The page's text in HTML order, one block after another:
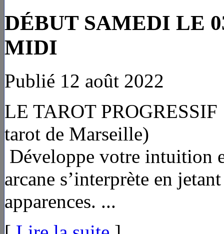
DÉBUT SAMEDI LE
MIDI
Publié 12 août 2022
LE TAROT
tarot de
Développe votre intuition
arcane s’interprète en
apparences. ...